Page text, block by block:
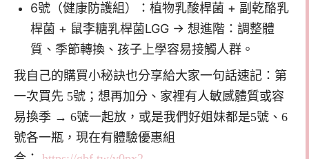
6號（健康防護組）：植物乳酸桿菌 + 副乾酪乳
桿菌 + 鼠李糖乳桿菌LGG → 想進階：調整體
質、季節轉換、孩子上學容易接觸人群。
我自己的購買小秘訣也分享給大家一句話速記：第
一次買先 5號；想再加分、家裡有人敏感體質或容
易換季 → 6號一起放，或是我們好姐妹都是5號、6
號各一瓶，現在有體驗優惠組